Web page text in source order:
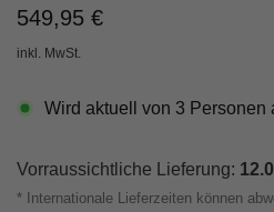
Normaler
Preis
549,95 €
inkl. MwSt.
Wird aktuell von 3 Personen
Vorraussichtliche Lieferung:
* Internationale Lieferzeiten können